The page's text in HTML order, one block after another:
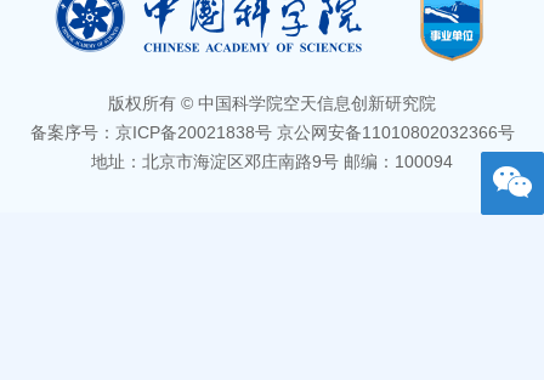
版权所有 © 中国科学院空天信息创新研究院
备案序号：京ICP备20021838号 京公网安备11010802032366号
地址：北京市海淀区邓庄南路9号 邮编：100094